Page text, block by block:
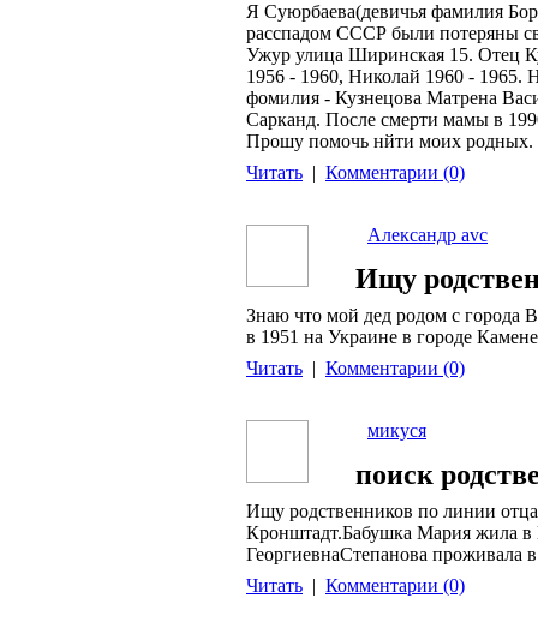
Я Суюрбаева(девичья фамилия
расспадом СССР были потеряны
Ужур улица Ширинская 15. Отец
1956 - 1960, Николай 1960 - 1965.
фомилия - Кузнецова Матрена
Сарканд. После смерти мамы в
Прошу помочь нйти моих родных.
Читать | Комментарии (0)
Александр avc
Ищу
Знаю что мой дед родом с города
в 1951 на Украине в городе
Читать | Комментарии (0)
микуся
поиск
Ищу родственников по линии
Кронштадт.Бабушка Мария жила в
ГеоргиевнаСтепанова
Читать | Комментарии (0)